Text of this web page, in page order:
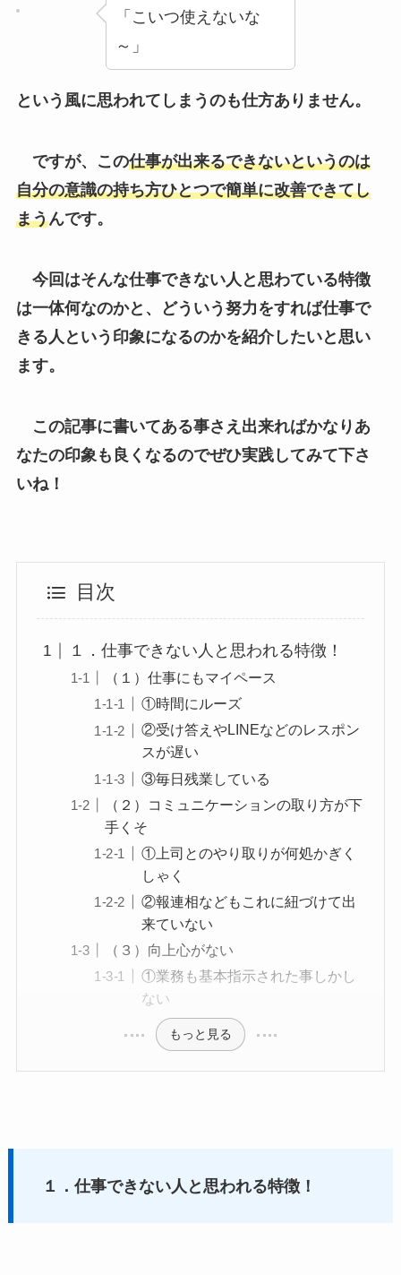
「こいつ使えないな
～」
という風に思われてしまうのも仕方ありません。
ですが、この仕事が出来るできないというのは
自分の意識の持ち方ひとつで簡単に改善できてし
まうんです。
今回はそんな仕事できない人と思わている特徴
は一体何なのかと、どういう努力をすれば仕事で
きる人という印象になるのかを紹介したいと思い
ます。
この記事に書いてある事さえ出来ればかなりあ
なたの印象も良くなるのでぜひ実践してみて下さ
いね！
目次
１．仕事できない人と思われる特徴！
（１）仕事にもマイペース
①時間にルーズ
②受け答えやLINEなどのレスポン
スが遅い
③毎日残業している
（２）コミュニケーションの取り方が下
手くそ
①上司とのやり取りが何処かぎく
しゃく
②報連相などもこれに紐づけて出
来ていない
（３）向上心がない
①業務も基本指示された事しかし
ない
もっと見る
１．仕事できない人と思われる特徴！